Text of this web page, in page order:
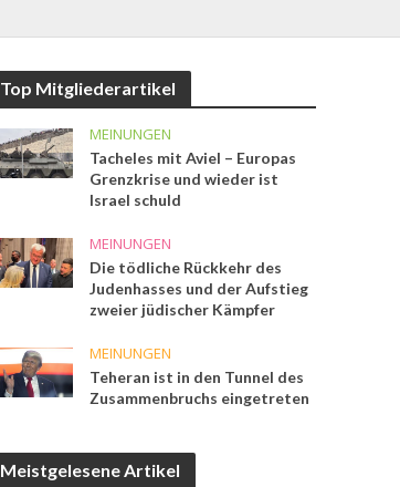
Top Mitgliederartikel
MEINUNGEN
Tacheles mit Aviel – Europas
Grenzkrise und wieder ist
Israel schuld
MEINUNGEN
Die tödliche Rückkehr des
Judenhasses und der Aufstieg
zweier jüdischer Kämpfer
MEINUNGEN
Teheran ist in den Tunnel des
Zusammenbruchs eingetreten
Meistgelesene Artikel